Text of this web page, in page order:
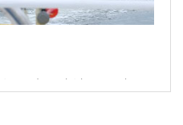
नज़ारा है। लांता मरीना पियर पर
करता है।